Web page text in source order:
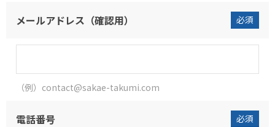
メールアドレス（確認用） 必須
（例）contact@sakae-takumi.com
電話番号 必須